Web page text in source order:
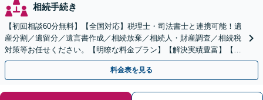
相続手続き
【初回相談60分無料】【全国対応】税理士・司法書士と連携可能！遺
産分割／遺留分／遺言書作成／相続放棄／相続人・財産調査／相続税
対策等お任せください。【明瞭な料金プラン】【解決実績豊富】【電
話相談可】
料金表を見る